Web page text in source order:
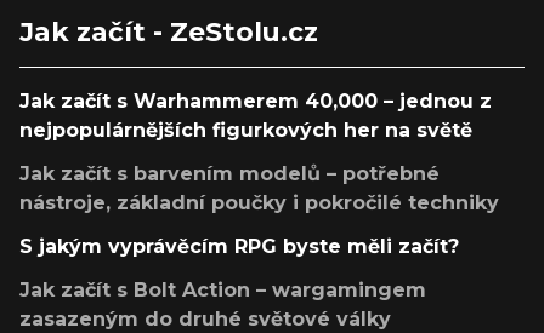
Jak začít - ZeStolu.cz
Jak začít s Warhammerem 40,000 – jednou z
nejpopulárnějších figurkových her na světě
Jak začít s barvením modelů – potřebné
nástroje, základní poučky i pokročilé techniky
S jakým vyprávěcím RPG byste měli začít?
Jak začít s Bolt Action – wargamingem
zasazeným do druhé světové války